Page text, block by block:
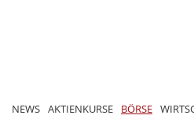
NEWS AKTIENKURSE BÖRSE